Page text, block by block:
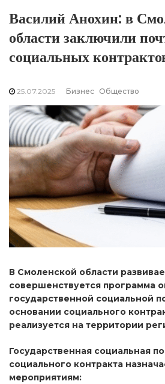
Василий Анохин: в
области заключили
социальных
25.07.2025 Бизнес Общество
В Смоленской области
совершенствуется программа
государственной социальной
основании социального
реализуется на территории
Государственная социальная
социального контракта
мероприятиям: